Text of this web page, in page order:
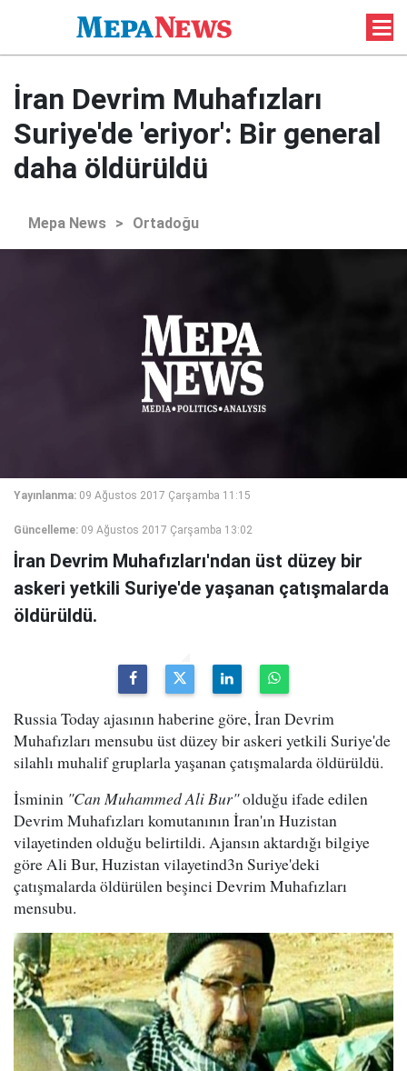
İran Devrim Muhafızları
Suriye'de 'eriyor': Bir general
daha öldürüldü
Mepa News > Ortadoğu
Yayınlanma: 09 Ağustos 2017 Çarşamba 11:15
Güncelleme: 09 Ağustos 2017 Çarşamba 13:02
İran Devrim Muhafızları'ndan üst düzey bir
askeri yetkili Suriye'de yaşanan çatışmalarda
öldürüldü.
Russia Today ajasının haberine göre, İran Devrim
Muhafızları mensubu üst düzey bir askeri yetkili Suriye'de
silahlı muhalif gruplarla yaşanan çatışmalarda öldürüldü.
İsminin "Can Muhammed Ali Bur"olduğu ifade edilen
Devrim Muhafızları komutanının İran'ın Huzistan
vilayetinden olduğu belirtildi. Ajansın aktardığı bilgiye
göre Ali Bur, Huzistan vilayetind3n Suriye'deki
çatışmalarda öldürülen beşinci Devrim Muhafızları
mensubu.